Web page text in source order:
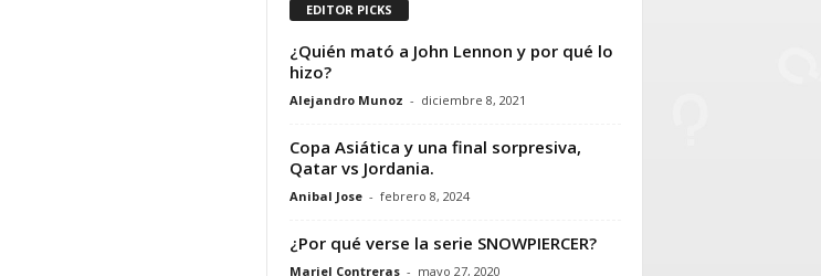
EDITOR PICKS
¿Quién mató a John Lennon y por qué lo
hizo?
Alejandro Munoz - diciembre 8, 2021
Copa Asiática y una final sorpresiva,
Qatar vs Jordania.
Anibal Jose - febrero 8, 2024
¿Por qué verse la serie SNOWPIERCER?
Mariel Contreras - mayo 27, 2020